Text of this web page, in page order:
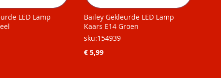
LED Lamp
Bailey Gekleurde LED Lamp
Kaars E14 Groen
sku:154939
€ 5,99